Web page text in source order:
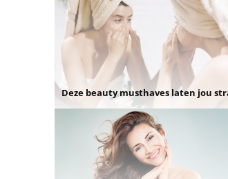
Deze beauty musthaves laten jou